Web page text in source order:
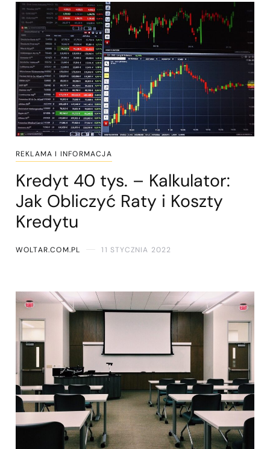
REKLAMA I INFORMACJA
Kredyt 40 tys. – Kalkulator:
Jak Obliczyć Raty i Koszty
Kredytu
WOLTAR.COM.PL 11 STYCZNIA 2022